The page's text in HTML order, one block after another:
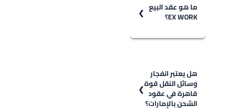
ما هو عقد البيع
EX WORK؟
إن عقد البيع EX
الذي يتم إبرامه ما
بين البائع
والمشتري، بحيث
هل يعتبر انفجار
وسائل النقل قوة
قاهرة في عقود
الشحن بالإمارات؟